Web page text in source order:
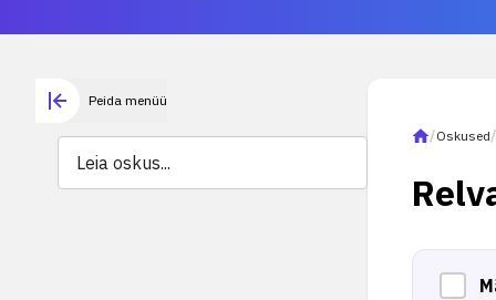
Peida menüü
/Oskused/